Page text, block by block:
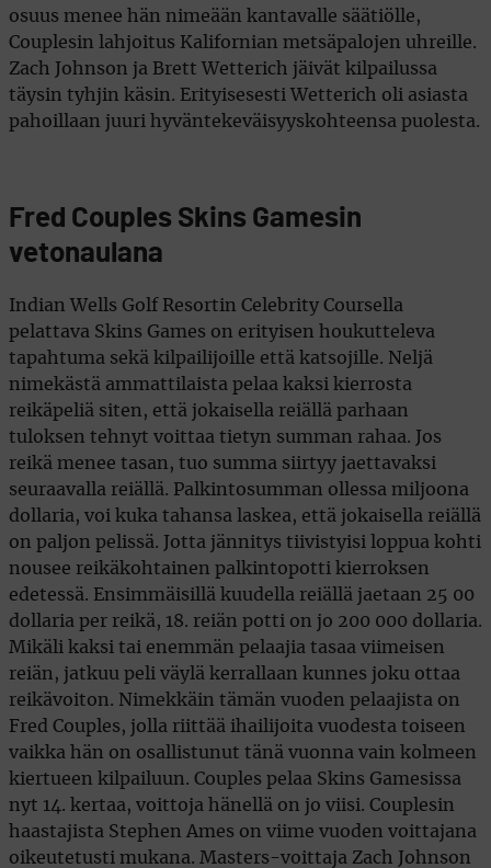
osuus menee hän nimeään kantavalle säätiölle,
Couplesin lahjoitus Kalifornian metsäpalojen uhreille.
Zach Johnson ja Brett Wetterich jäivät kilpailussa
täysin tyhjin käsin. Erityisesesti Wetterich oli asiasta
pahoillaan juuri hyväntekeväisyyskohteensa puolesta.
Fred Couples Skins Gamesin
vetonaulana
Indian Wells Golf Resortin Celebrity Coursella
pelattava Skins Games on erityisen houkutteleva
tapahtuma sekä kilpailijoille että katsojille. Neljä
nimekästä ammattilaista pelaa kaksi kierrosta
reikäpeliä siten, että jokaisella reiällä parhaan
tuloksen tehnyt voittaa tietyn summan rahaa. Jos
reikä menee tasan, tuo summa siirtyy jaettavaksi
seuraavalla reiällä. Palkintosumman ollessa miljoona
dollaria, voi kuka tahansa laskea, että jokaisella reiällä
on paljon pelissä. Jotta jännitys tiivistyisi loppua kohti
nousee reikäkohtainen palkintopotti kierroksen
edetessä. Ensimmäisillä kuudella reiällä jaetaan 25 00
dollaria per reikä, 18. reiän potti on jo 200 000 dollaria.
Mikäli kaksi tai enemmän pelaajia tasaa viimeisen
reiän, jatkuu peli väylä kerrallaan kunnes joku ottaa
reikävoiton. Nimekkäin tämän vuoden pelaajista on
Fred Couples, jolla riittää ihailijoita vuodesta toiseen
vaikka hän on osallistunut tänä vuonna vain kolmeen
kiertueen kilpailuun. Couples pelaa Skins Gamesissa
nyt 14. kertaa, voittoja hänellä on jo viisi. Couplesin
haastajista Stephen Ames on viime vuoden voittajana
oikeutetusti mukana. Masters-voittaja Zach Johnson